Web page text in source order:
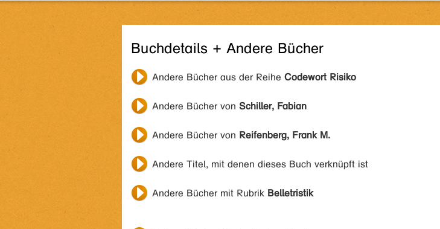
Buchdetails + Andere Bücher
Andere Bücher aus der Reihe Codewort Risiko
Andere Bücher von Schiller, Fabian
Andere Bücher von Reifenberg, Frank M.
Andere Titel, mit denen dieses Buch verknüpft ist
Andere Bücher mit Rubrik Belletristik